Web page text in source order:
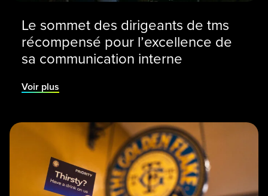
Le sommet des dirigeants de tms
récompensé pour l’excellence de
sa communication interne
Voir plus